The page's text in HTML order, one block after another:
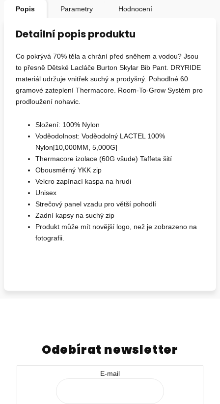
Popis Parametry Hodnocení
Detailní popis produktu
Co pokrývá 70% těla a chrání před sněhem a vodou? Jsou
to přesně Dětské Lacláče Burton Skylar Bib Pant. DRYRIDE
materiál udržuje vnitřek suchý a prodyšný. Pohodlné 60
gramové zateplení Thermacore. Room-To-Grow Systém pro
prodloužení nohavic.
Složení: 100% Nylon
Voděodolnost: Voděodolný LACTEL 100%
Nylon[10,000MM, 5,000G]
Thermacore izolace (60G všude) Taffeta šití
Obousměrný YKK zip
Velcro zapínací kaspa na hrudi
Unisex
Strečový panel vzadu pro větší pohodlí
Zadní kapsy na suchý zip
Produkt může mít novější logo, než je zobrazeno na
fotografii.
Odebírat newsletter
E-mail